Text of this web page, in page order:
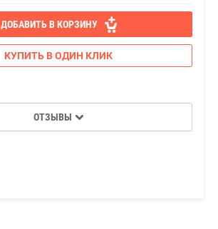
ДОБАВИТЬ В КОРЗИНУ
КУПИТЬ В ОДИН КЛИК
ОТЗЫВЫ